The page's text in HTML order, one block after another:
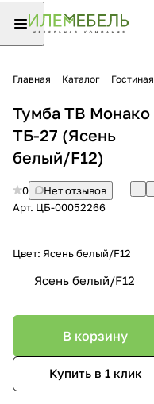
Главная Каталог Гостиная
Тумба ТВ Монако
ТБ-27 (Ясень
белый/F12)
0
Нет отзывов
Арт. ЦБ-00052266
Цвет: Ясень белый/F12
Ясень белый/F12
В корзину
Купить в 1 клик